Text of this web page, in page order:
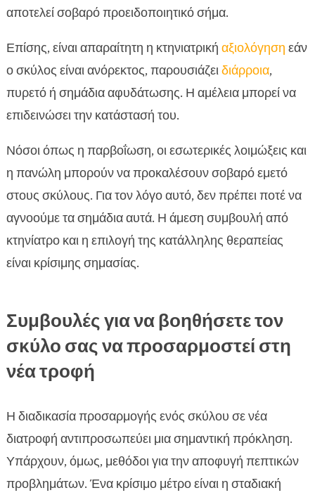
αποτελεί σοβαρό προειδοποιητικό σήμα.
Επίσης, είναι απαραίτητη η κτηνιατρική αξιολόγηση εάν
ο σκύλος είναι ανόρεκτος, παρουσιάζειδιάρροια,
πυρετό ή σημάδια αφυδάτωσης. Η αμέλεια μπορεί να
επιδεινώσει την κατάστασή του.
Νόσοι όπως η παρβοΐωση, οι εσωτερικές λοιμώξεις και
η πανώλη μπορούν να προκαλέσουν σοβαρό εμετό
στους σκύλους. Για τον λόγο αυτό, δεν πρέπει ποτέ να
αγνοούμε τα σημάδια αυτά. Η άμεση συμβουλή από
κτηνίατρο και η επιλογή της κατάλληλης θεραπείας
είναι κρίσιμης σημασίας.
Συμβουλές για να βοηθήσετε τον
σκύλο σας να προσαρμοστεί στη
νέα τροφή
Η διαδικασία προσαρμογής ενός σκύλου σε νέα
διατροφή αντιπροσωπεύει μια σημαντική πρόκληση.
Υπάρχουν, όμως, μεθόδοι για την αποφυγή πεπτικών
προβλημάτων. Ένα κρίσιμο μέτρο είναι η σταδιακή